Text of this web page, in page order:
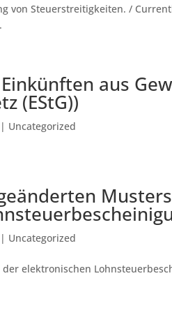
von Steuerstreitigkeiten. /
aus
(EStG))
| Uncategorized
| Uncategorized
elektronischen